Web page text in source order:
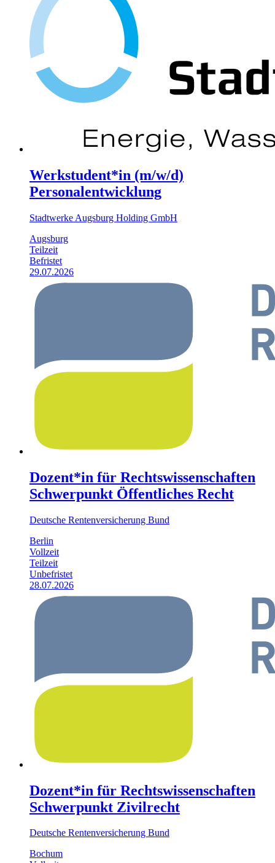
Werkstudent*in (m/w/d)
Personalentwicklung
Stadtwerke Augsburg Holding GmbH
Augsburg
Teilzeit
Befristet
29.07.2026
Dozent*in für Rechtswissenschaften
Schwerpunkt Öffentliches Recht
Deutsche Rentenversicherung Bund
Berlin
Vollzeit
Teilzeit
Unbefristet
28.07.2026
Dozent*in für Rechtswissenschaften
Schwerpunkt Zivilrecht
Deutsche Rentenversicherung Bund
Bochum